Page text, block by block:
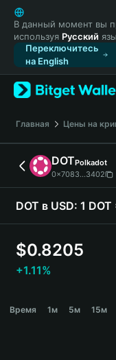
English
日本語
Tiếng Việt
Русский
Español
Türkçe
Français
Deutsch
简体中文
繁體中文
Português (Portugal)
Bahasa Indonesia
ภาษาไทย
Español
Español (Argentina)
В данный момент вы
используя Русский
Переключитесь
на English
Главная Цены на
DOTPolkadot
0x7083...3402
DOT в USD: 1
$0.8205
+1.11%
Время 1м 5м 15м